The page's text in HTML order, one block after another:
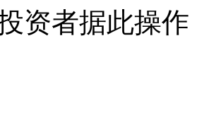
资者据此操